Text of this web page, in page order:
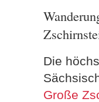
Die
Große